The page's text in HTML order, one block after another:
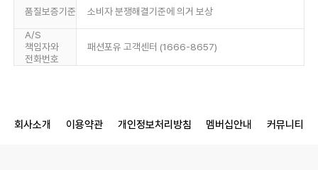
품질보증기준 소비자 분쟁해결기준에 의거 보상
A/S
책임자와
전화번호
패션포유 고객센터 (1666-8657)
회사소개 이용약관 개인정보처리방침 멤버십안내 커뮤니티